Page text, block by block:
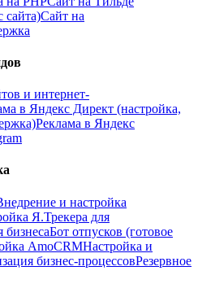
сайта)Сайт на
и интернет-
в Яндекс Директ (настройка,
Реклама в Яндекс
и настройка
Я.Трекера для
бизнесаБот отпусков (готовое
AmoCRMНастройка и
бизнес-процессовРезервное